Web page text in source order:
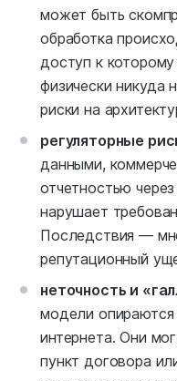
может быть
обработка
доступ к
физически никуда
риски на
регуляторные
данными,
отчетностью
нарушает
Последствия —
репутационный
неточность и
модели опираются
интернета. Они
пункт договора